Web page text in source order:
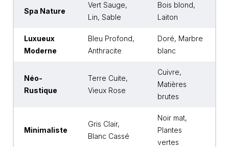
Spa Nature
Vert Sauge,
Lin, Sable
Bois blond,
Laiton
Luxueux
Moderne
Bleu Profond,
Anthracite
Doré, Marbre
blanc
Néo-
Rustique
Terre Cuite,
Vieux Rose
Cuivre,
Matières
brutes
Minimaliste
Gris Clair,
Blanc Cassé
Noir mat,
Plantes
vertes